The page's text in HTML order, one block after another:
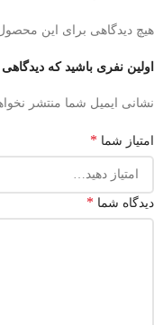
هیچ دیدگاهی برای این
اولین نفری باشید که
نشانی ایمیل شما منتشر
امتیاز شما *
دیدگاه شما *